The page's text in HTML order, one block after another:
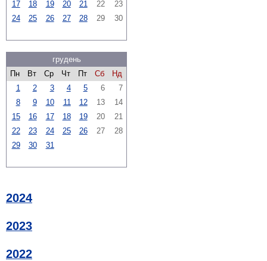
17 18 19 20 21 22
23
24
25 26 27 28 29 30
грудень
Пн
Вт Ср Чт Пт Сб
Нд
1
2 3 4 5 6
7
8
9 10 11 12 13
14
15
16 17 18 19 20
21
22
23 24 25 26 27
28
29
30 31
2024
2023
2022